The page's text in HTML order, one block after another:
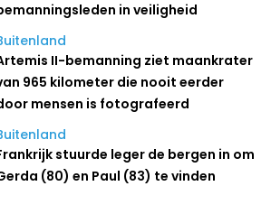
in veiligheid
II-bemanning ziet maankrater
965 kilometer die nooit eerder
mensen is fotografeerd
stuurde leger de bergen in om
(80) en Paul (83) te vinden